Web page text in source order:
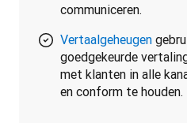
communiceren.
Vertaalgeheugen
goedgekeurde
met klanten in alle
en conform te houden.